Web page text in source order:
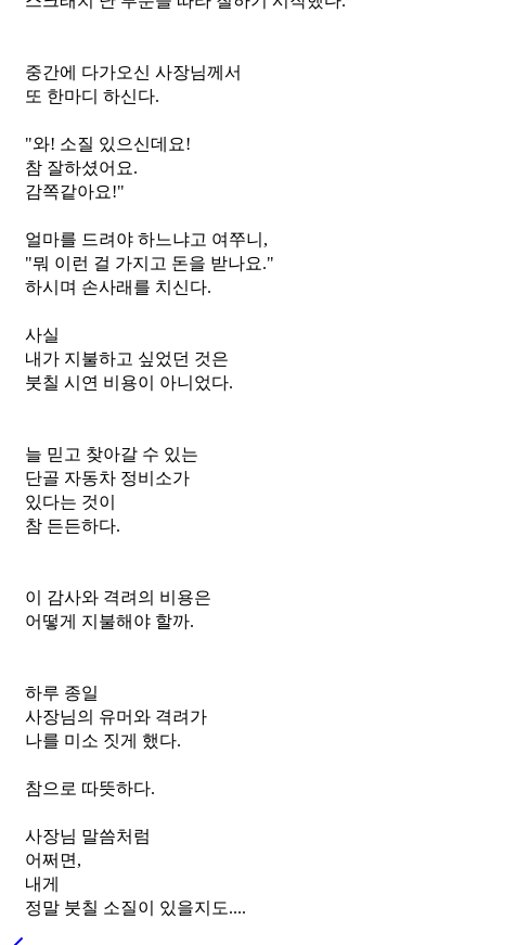
중간에 다가오신 사장님께서
또 한마디 하신다.
"와! 소질 있으신데요!
참 잘하셨어요.
감쪽같아요!"
얼마를 드려야 하느냐고 여쭈니,
"뭐 이런 걸 가지고 돈을 받나요."
하시며 손사래를 치신다.
사실
내가 지불하고 싶었던 것은
붓칠 시연 비용이 아니었다.
늘 믿고 찾아갈 수 있는
단골 자동차 정비소가
있다는 것이
참 든든하다.
이 감사와 격려의 비용은
어떻게 지불해야 할까.
하루 종일
사장님의 유머와 격려가
나를 미소 짓게 했다.
참으로 따뜻하다.
사장님 말씀처럼
어쩌면,
내게
정말 붓칠 소질이 있을지도....